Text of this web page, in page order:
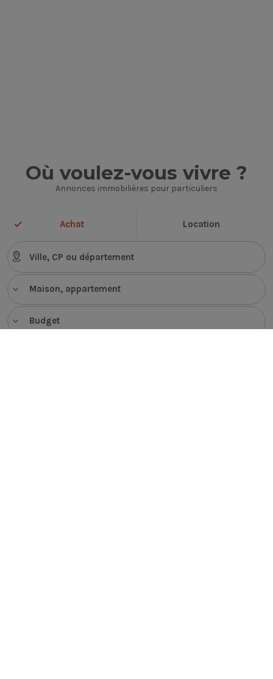
Où voulez-vous vivre ?
Annonces immobilières pour particuliers
Maison, appartement
Budget
Achat Location